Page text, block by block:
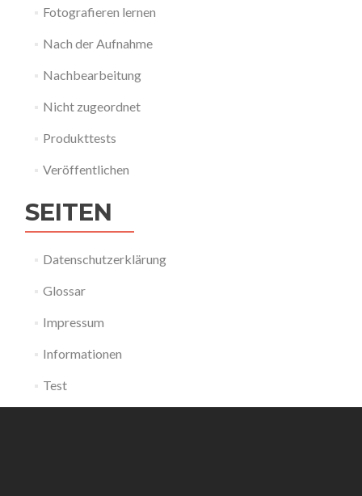
Fotografieren lernen
Nach der Aufnahme
Nachbearbeitung
Nicht zugeordnet
Produkttests
Veröffentlichen
SEITEN
Datenschutzerklärung
Glossar
Impressum
Informationen
Test